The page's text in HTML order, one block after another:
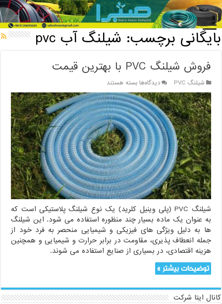
خانه / بایگانی برچسب: شیلنگ آب pvc
بایگانی برچسب: شیلنگ آب pvc
فروش شیلنگ PVC با بهترین قیمت
شیلنگ PVC دیدگاه‌هابرای
فروش
شیلنگ
PVC
با
بهترین
قیمت
بسته هستند
شیلنگ PVC (پلی وینیل کلرید) یک نوع شیلنگ پلاستیکی است که
به عنوان یک ماده بسیار چند منظوره استفاده می شود. این شیلنگ
ها به دلیل ویژگی های فیزیکی و شیمیایی منحصر به فرد خود از
جمله انعطاف پذیری، مقاومت در برابر حرارت و شیمیایی و همچنین
هزینه اقتصادی، در بسیاری از صنایع استفاده می شوند.
توضیحات بیشتر »
کانال ایتا شرکت